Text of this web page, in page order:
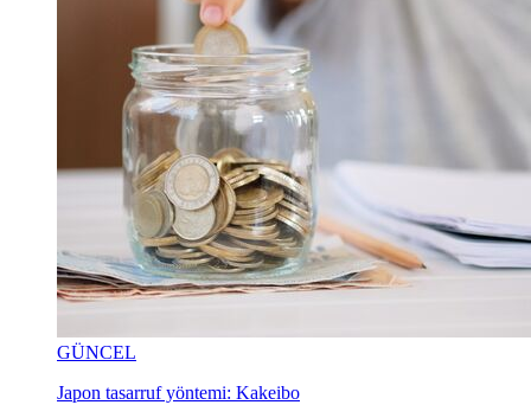
GÜNCEL
Japon tasarruf yöntemi: Kakeibo